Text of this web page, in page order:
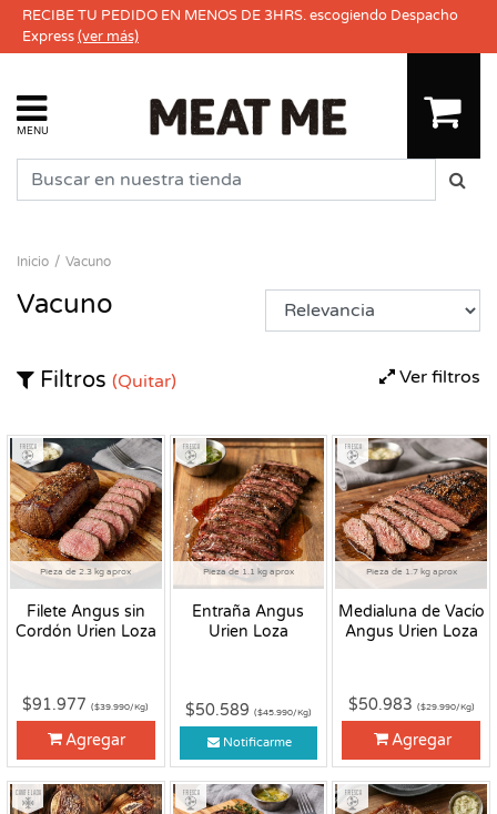
RECIBE TU PEDIDO EN MENOS DE 3HRS. escogiendo Despacho
Express(ver más)
MENU
Inicio Vacuno
Vacuno
Ver filtros
Filtros (Quitar)
Pieza de 2.3 kg aprox
Filete Angus sin
Cordón Urien Loza
Fresco
$91.977($39.990/Kg)
Agregar
Pieza de 1.1 kg aprox
Entraña Angus
Urien Loza
Fresco
$50.589 ($45.990/Kg)
Notificarme
Pieza de 1.7 kg aprox
Medialuna de Vacío
Angus Urien Loza
Fresco
$50.983 ($29.990/Kg)
Agregar
Congelado Fresco Fresco